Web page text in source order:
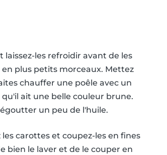
les refroidir avant de les
en plus petits morceaux. Mettez
chauffer une poêle avec un
ait une belle couleur brune.
un peu de l'huile.
carottes et coupez-les en fines
bien le laver et de le couper en